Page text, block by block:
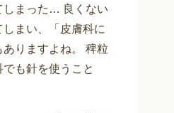
しまった… 良くない
まい、「皮膚科に
りますよね。 稗粒
も針を使うこと